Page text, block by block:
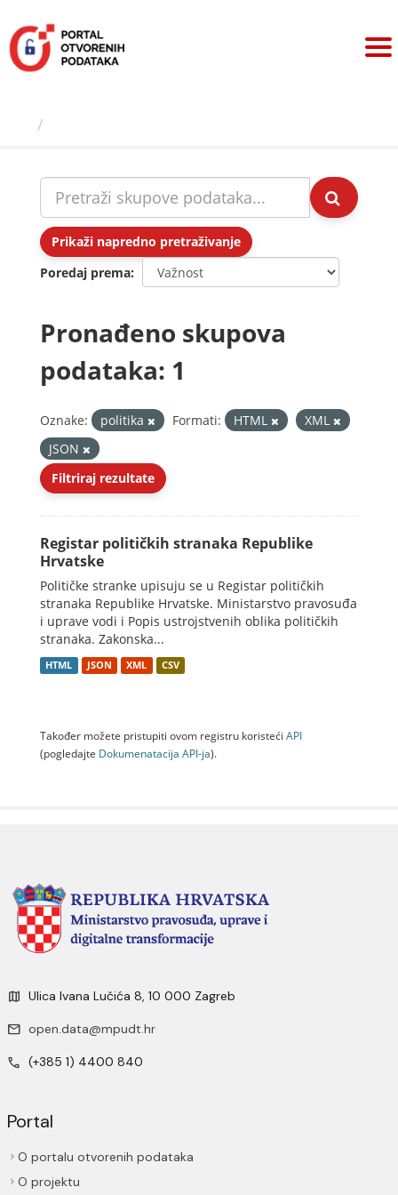
sadržaj
Prikaži napredno pretraživanje
Poredaj prema
Pronađeno skupova
podataka: 1
Oznake: politika Formati: HTML
XML
JSON
Filtriraj rezultate
Registar političkih stranaka Republike
Hrvatske
Političke stranke upisuju se u Registar političkih
stranaka Republike Hrvatske. Ministarstvo pravosuđa
i uprave vodi i Popis ustrojstvenih oblika političkih
stranaka. Zakonska...
HTML JSON XML CSV
Također možete pristupiti ovom registru koristeći API
(pogledajte Dokumenаtаcijа API-jа).